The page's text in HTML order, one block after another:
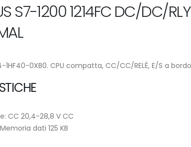
S7-1200 1214FC DC/DC/
1HF40-0XB0. CPU compatta, CC/CC/RELÉ, E/S a
CC 20,4-28,8 V CC
dati 125 KB